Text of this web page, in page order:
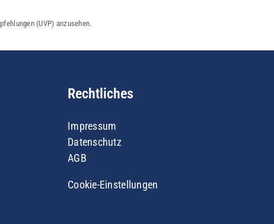
(UVP) anzusehen.
Rechtliches
Impressum
Datenschutz
AGB
Cookie-Einstellungen